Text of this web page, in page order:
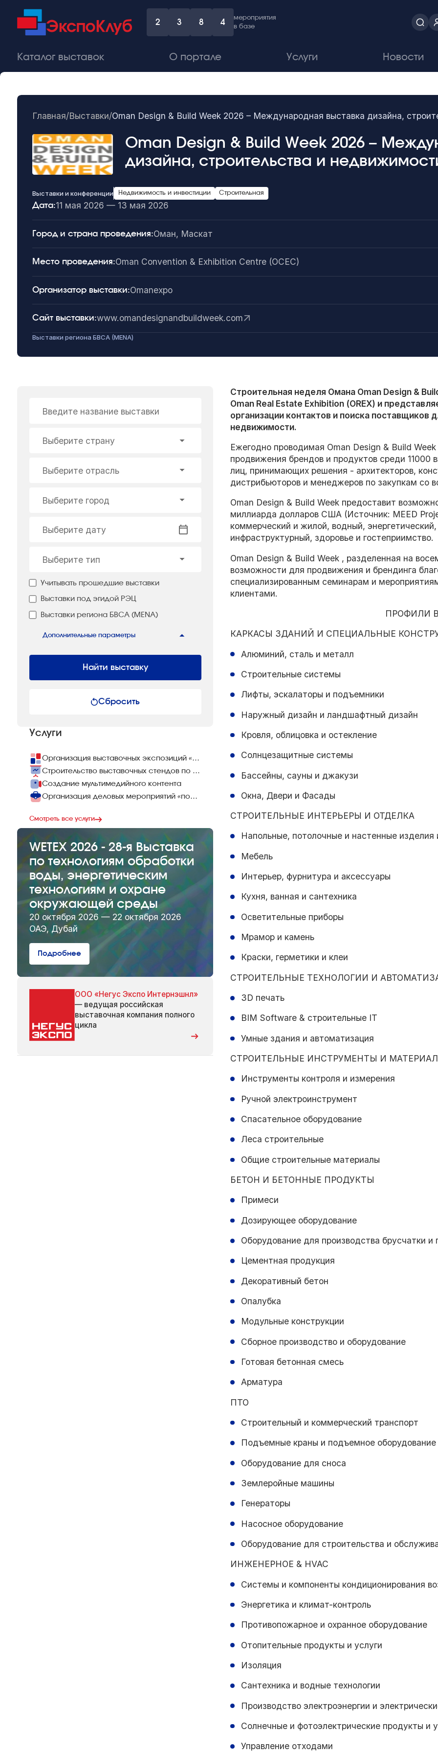
2 3 8 4
мероприятия
в базе
Каталог выставок О портале Услуги Новости
Главная/Выставки/Oman Design & Build Week 2026 – Международная выставка дизайна,
Oman Design & Build Week 2026 –
дизайна, строительства и
Выставки и конференции Недвижимость и инвестиции Строительная
Дата:11 мая 2026 — 13 мая 2026
Город и страна проведения:Оман, Маскат
Место проведения:Oman Convention & Exhibition Centre (OCEC)
Организатор выставки:Omanexpo
Сайт выставки:www.omandesignandbuildweek.com
Выставки региона БВСА (MENA)
Введите название выставки
Выберите страну
Выберите отрасль
Выберите город
Выберите дату
Выберите тип
Учитывать прошедшие выставки
Выставки под эгидой РЭЦ
Выставки региона БВСА (MENA)
Дополнительные параметры
Найти выставку
Сбросить
Услуги
Организация выставочных экспозиций «под ключ»
Строительство выставочных стендов по всему миру
Создание мультимедийного контента
Организация деловых мероприятий «под ключ»
Смотреть все услуги
WETEX 2026 - 28-я Выставка
по технологиям обработки
воды, энергетическим
технологиям и охране
окружающей среды
20 октября 2026 — 22 октября 2026
ОАЭ, Дубай
Подробнее
ООО «Негус Экспо Интернэшнл»
— ведущая российская
выставочная компания полного
цикла
Строительная неделя Омана Oman Design &
Oman Real Estate Exhibition (OREX) и
организации контактов и поиска поставщиков
недвижимости.
Ежегодно проводимая Oman Design & Build
продвижения брендов и продуктов среди 11000
лиц, принимающих решения - архитекторов,
дистрибьюторов и менеджеров по закупкам со
Oman Design & Build Week предоставит
миллиарда долларов США (Источник: MEED
коммерческий и жилой, водный,
инфраструктурный, здоровье и гостеприимство.
Oman Design & Build Week , разделенная на
возможности для продвижения и брендинга
специализированным семинарам и
клиентами.
ПРОФИЛИ
КАРКАСЫ ЗДАНИЙ И СПЕЦИАЛЬНЫЕ
Алюминий, сталь и металл
Строительные системы
Лифты, эскалаторы и подъемники
Наружный дизайн и ландшафтный дизайн
Кровля, облицовка и остекление
Солнцезащитные системы
Бассейны, сауны и джакузи
Окна, Двери и Фасады
СТРОИТЕЛЬНЫЕ ИНТЕРЬЕРЫ И ОТДЕЛКА
Напольные, потолочные и настенные изделия
Мебель
Интерьер, фурнитура и аксессуары
Кухня, ванная и сантехника
Осветительные приборы
Мрамор и камень
Краски, герметики и клеи
СТРОИТЕЛЬНЫЕ ТЕХНОЛОГИИ И
3D печать
BIM Software & строительные IT
Умные здания и автоматизация
СТРОИТЕЛЬНЫЕ ИНСТРУМЕНТЫ И
Инструменты контроля и измерения
Ручной электроинструмент
Спасательное оборудование
Леса строительные
Общие строительные материалы
БЕТОН И БЕТОННЫЕ ПРОДУКТЫ
Примеси
Дозирующее оборудование
Оборудование для производства брусчатки и
Цементная продукция
Декоративный бетон
Опалубка
Модульные конструкции
Сборное производство и оборудование
Готовая бетонная смесь
Арматура
ПТО
Строительный и коммерческий транспорт
Подъемные краны и подъемное оборудование
Оборудование для сноса
Землеройные машины
Генераторы
Насосное оборудование
Оборудование для строительства и
ИНЖЕНЕРНОЕ & HVAC
Системы и компоненты кондиционирования
Энергетика и климат-контроль
Противопожарное и охранное оборудование
Отопительные продукты и услуги
Изоляция
Сантехника и водные технологии
Производство электроэнергии и
Солнечные и фотоэлектрические продукты и
Управление отходами